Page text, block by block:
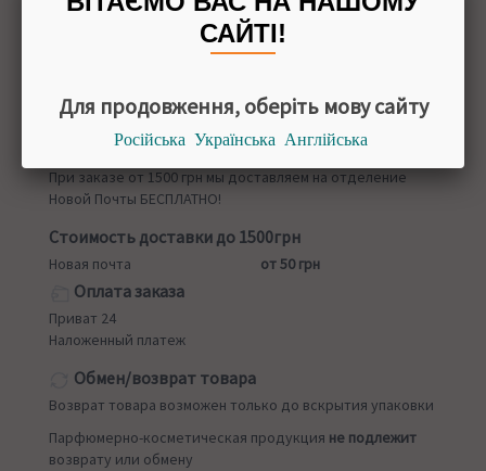
20 палочек
Назад вБлаговония
Доставка
При заказе от 1500 грн мы доставляем на отделение
Новой Почты БЕСПЛАТНО!
Стоимость доставки до 1500грн
Новая почта от 50 грн
Оплата заказа
Приват 24
Наложенный платеж
Обмен/возврат товара
Возврат товара возможен только до вскрытия упаковки
Парфюмерно-косметическая продукция не подлежит
возврату или обмену
САЙТІ!
Для продовження, оберіть мову сайту
Російська Українська Англійська